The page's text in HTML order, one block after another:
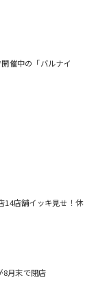
催中の「バルナイ
14店舗イッキ見せ！休
8月末で閉店